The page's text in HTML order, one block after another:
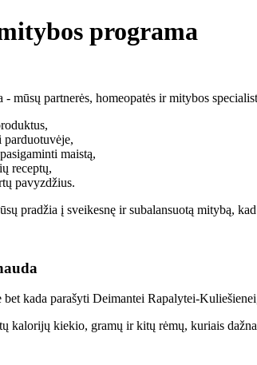
programa
mūsų partnerės, homeopatės ir mitybos
parduotuvėje,
maistą,
receptų,
pavyzdžius.
pradžia į sveikesnę ir subalansuotą mitybą,
kada parašyti Deimantei Rapalytei-
kalorijų kiekio, gramų ir kitų rėmų, kuriais